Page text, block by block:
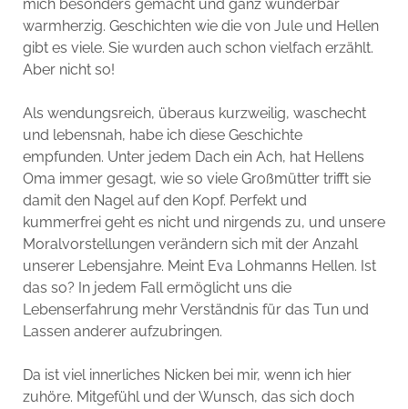
mich besonders gemacht und ganz wunderbar
warmherzig. Geschichten wie die von Jule und Hellen
gibt es viele. Sie wurden auch schon vielfach erzählt.
Aber nicht so!
Als wendungsreich, überaus kurzweilig, waschecht
und lebensnah, habe ich diese Geschichte
empfunden. Unter jedem Dach ein Ach, hat Hellens
Oma immer gesagt, wie so viele Großmütter trifft sie
damit den Nagel auf den Kopf. Perfekt und
kummerfrei geht es nicht und nirgends zu, und unsere
Moralvorstellungen verändern sich mit der Anzahl
unserer Lebensjahre. Meint Eva Lohmanns Hellen. Ist
das so? In jedem Fall ermöglicht uns die
Lebenserfahrung mehr Verständnis für das Tun und
Lassen anderer aufzubringen.
Da ist viel innerliches Nicken bei mir, wenn ich hier
zuhöre. Mitgefühl und der Wunsch, das sich doch